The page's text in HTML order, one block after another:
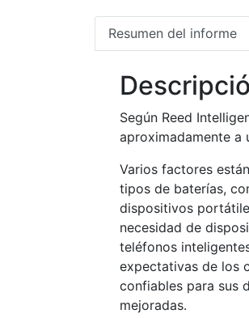
Resumen del informe
Según Reed
aproximadamente a
Varios factores
tipos de baterías,
dispositivos
necesidad de
teléfonos
expectativas de los
confiables para sus
mejoradas.